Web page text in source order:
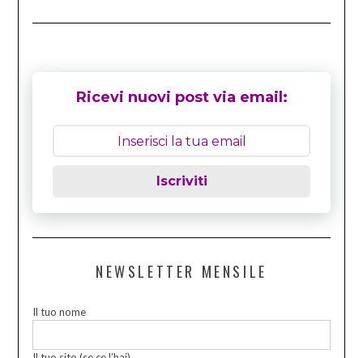
Ricevi nuovi post via email:
Iscriviti
NEWSLETTER MENSILE
Il tuo nome